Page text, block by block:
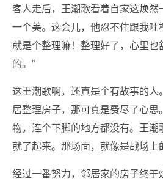
客人走后，王潮歌看着自家这焕然
一个美。这会儿，他忍不住跟我吐
就是个整理嘛！整理好了，心里也
的。”
这王潮歌啊，还真是个有故事的人
居整理房子，那可真是费尽了心思
物，连个下脚的地方都没有。王潮
就了起来。那场面，就像是战场上
经过一番努力，邻居家的房子终于